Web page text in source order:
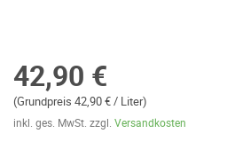
42,90 €
(Grundpreis 42,90 € / Liter)
inkl. ges. MwSt. zzgl. Versandkosten